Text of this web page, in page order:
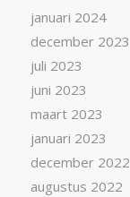
januari 2024
december 2023
juli 2023
juni 2023
maart 2023
januari 2023
december 2022
augustus 2022